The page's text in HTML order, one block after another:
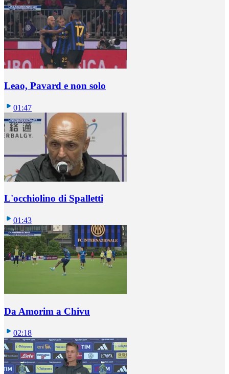
Leao, Pavard e non solo
01:47
L'occhiolino di Spalletti
01:43
Da Amorim a Chivu
02:18